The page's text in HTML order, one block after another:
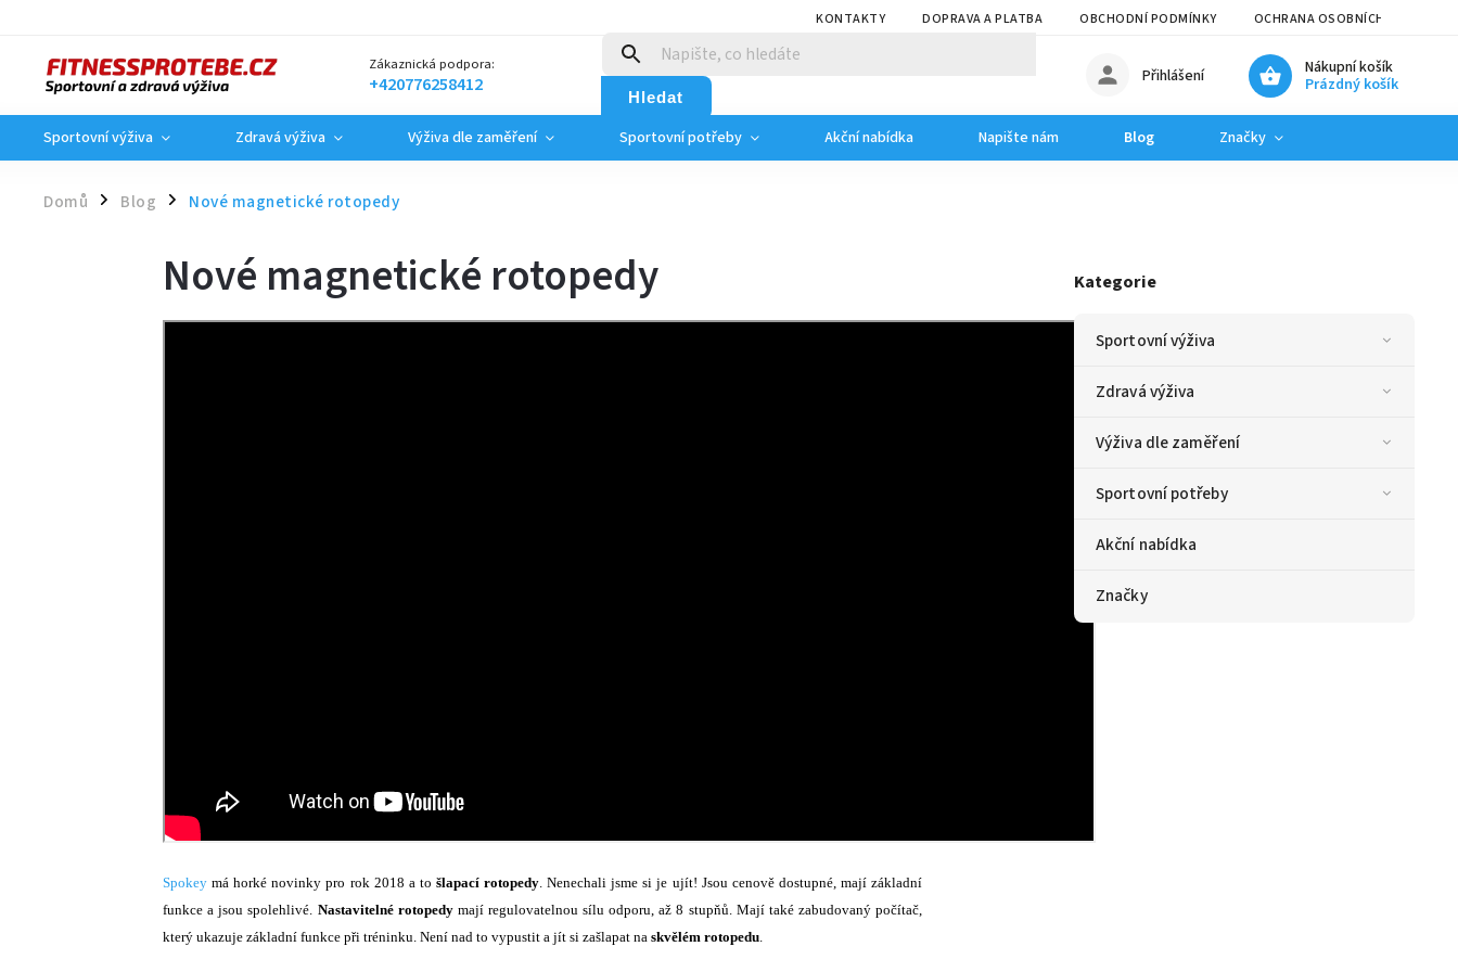
KONTAKTY DOPRAVA A PLATBA OBCHODNÍ PODMÍNKY OCHRANA OSOBNÍCH ÚDAJŮ
Zákaznická podpora:
+420776258412 Hledat
Nákupní košík
Prázdný košík
Přihlášení
Sportovní výživa Zdravá výživa Výživa dle zaměření Sportovní potřeby Akční nabídka Napište nám Blog Značky
Domů / Blog / Nové magnetické rotopedy
Kategorie
Sportovní výživa
Zdravá výživa
Výživa dle zaměření
Sportovní potřeby
Akční nabídka
Značky
Nové magnetické rotopedy
Spokey má horké novinky pro rok 2018 a to šlapací rotopedy. Nenechali jsme si je ujít! Jsou cenově dostupné, mají základní
funkce a jsou spolehlivé. Nastavitelné rotopedymají regulovatelnou sílu odporu, až 8 stupňů. Mají také zabudovaný počítač,
který ukazuje základní funkce při tréninku. Není nad to vypustit a jít si zašlapat na skvělém rotopedu.